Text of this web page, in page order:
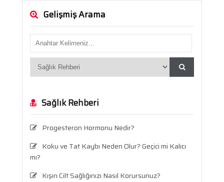
Gelişmiş Arama
Sağlık Rehberi
Progesteron Hormonu Nedir?
Koku ve Tat Kaybı Neden Olur? Geçici mi Kalıcı
mı?
Kışın Cilt Sağlığınızı Nasıl Korursunuz?